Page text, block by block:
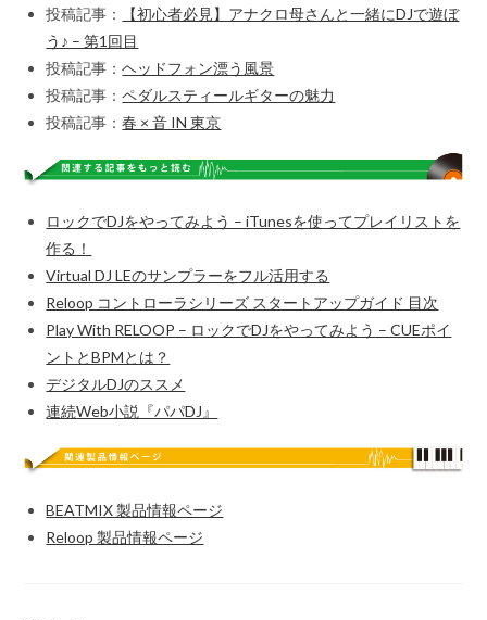
投稿記事：
【初心者必見】アナクロ母さんと一緒にDJで遊ぼ
う♪ – 第1回目
投稿記事：ヘッドフォン漂う風景
投稿記事：ペダルスティールギターの魅力
投稿記事：春 × 音 IN 東京
ロックでDJをやってみよう – iTunesを使ってプレイリストを
作る！
Virtual DJ LEのサンプラーをフル活用する
Reloop コントローラシリーズ スタートアップガイド 目次
Play With RELOOP – ロックでDJをやってみよう – CUEポイ
ントとBPMとは？
デジタルDJのススメ
連続Web小説『パパDJ』
BEATMIX 製品情報ページ
Reloop 製品情報ページ